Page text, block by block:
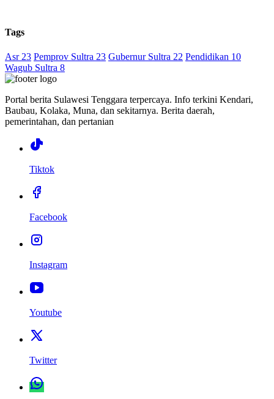
Tags
Asr 23 Pemprov Sultra 23 Gubernur Sultra 22 Pendidikan 10
Wagub Sultra 8
Portal berita Sulawesi Tenggara terpercaya. Info terkini Kendari,
Baubau, Kolaka, Muna, dan sekitarnya. Berita daerah,
pemerintahan, dan pertanian
Tiktok
Facebook
Instagram
Youtube
Twitter